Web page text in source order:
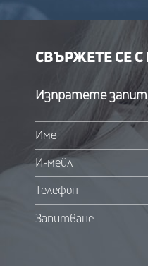
СВЪРЖЕТЕ СЕ С
Изпратете
Име
И-мейл
Телефон
Запитване